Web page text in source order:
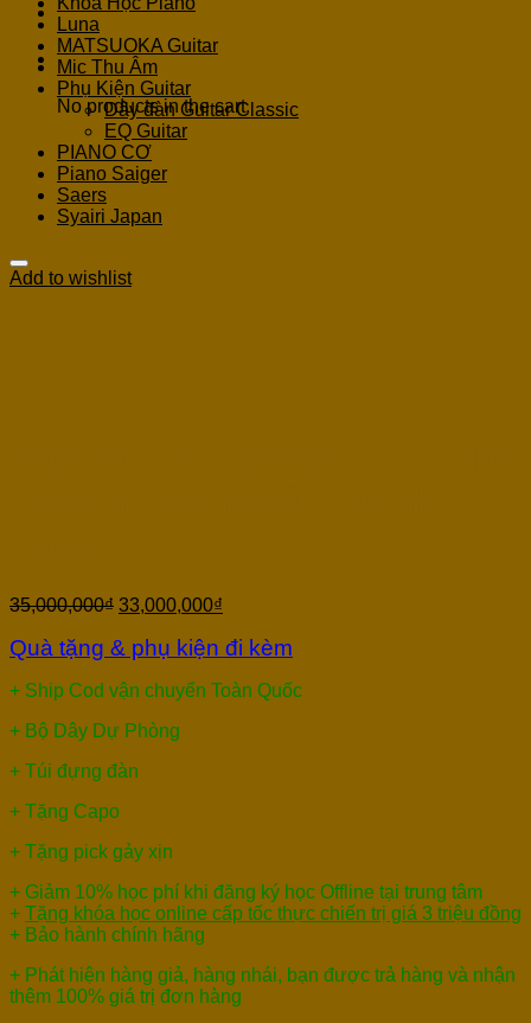
Cart
No products in the cart.
Luna
MATSUOKA Guitar
Mic Thu Âm
Phụ Kiện Guitar
Dây đàn Guitar Classic
EQ Guitar
PIANO CƠ
Piano Saiger
Saers
Syairi Japan
Add to wishlist
35,000,000₫ 33,000,000₫
Quà tặng & phụ kiện đi kèm
+ Ship Cod vận chuyển Toàn Quốc
+ Bộ Dây Dự Phòng
+ Túi đựng đàn
+ Tặng Capo
+ Tặng pick gảy xịn
+ Giảm 10% học phí khi đăng ký học Offline tại trung tâm
+ Tặng khóa học online cấp tốc thực chiến trị giá 3 triệu đồng
+ Bảo hành chính hãng
+ Phát hiện hàng giả, hàng nhái, bạn được trả hàng và nhận
thêm 100% giá trị đơn hàng